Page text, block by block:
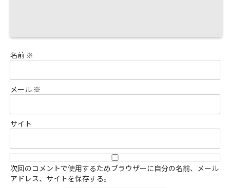
名前 ※
メール ※
サイト
次回のコメントで使用するためブラウザーに自分の名前、メール
アドレス、サイトを保存する。